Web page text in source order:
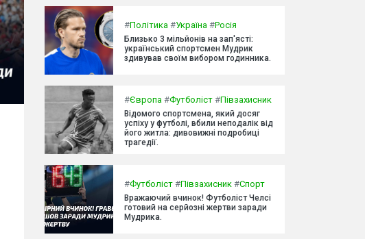
#Політика #Україна #Росія
Близько 3 мільйонів на зап'ясті:
український спортсмен Мудрик
здивував своїм вибором годинника.
#Європа #Футболіст #Півзахисник
Відомого спортсмена, який досяг
успіху у футболі, вбили неподалік від
його житла: дивовижні подробиці
трагедії.
#Футболіст #Півзахисник #Спорт
Вражаючий вчинок! Футболіст Челсі
готовий на серйозні жертви заради
Мудрика.